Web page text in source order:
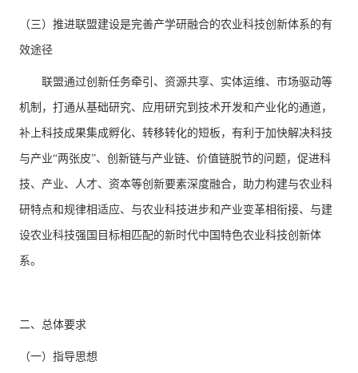
（三）推进联盟建设是完善产学研融合的农业科技创新体系的有
效途径
联盟通过创新任务牵引、资源共享、实体运维、市场驱动等
机制，打通从基础研究、应用研究到技术开发和产业化的通道，
补上科技成果集成孵化、转移转化的短板，有利于加快解决科技
与产业“两张皮”、创新链与产业链、价值链脱节的问题，促进科
技、产业、人才、资本等创新要素深度融合，助力构建与农业科
研特点和规律相适应、与农业科技进步和产业变革相衔接、与建
设农业科技强国目标相匹配的新时代中国特色农业科技创新体
系。
二、总体要求
（一）指导思想